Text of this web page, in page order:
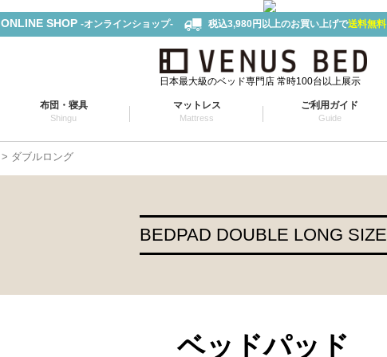
ONLINE SHOP -オンラインショップ- 税込3,980円以上のお買い上げで送料無料
日本最大級のベッド専門店 常時100台以上展示
布団・寝具
Shingu
マットレス
Mattress
ご利用ガイド
Guide
ダブルロング
BEDPAD DOUBLE LONG SIZE
ベッドパッド